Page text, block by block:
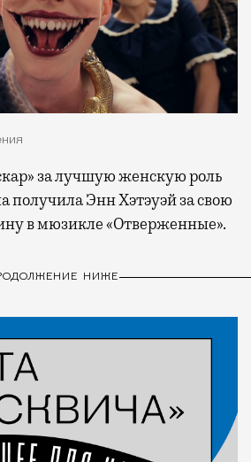
получила Энн Хэтэуэй за свою
в мюзикле «Отверженные».
НИЖЕ